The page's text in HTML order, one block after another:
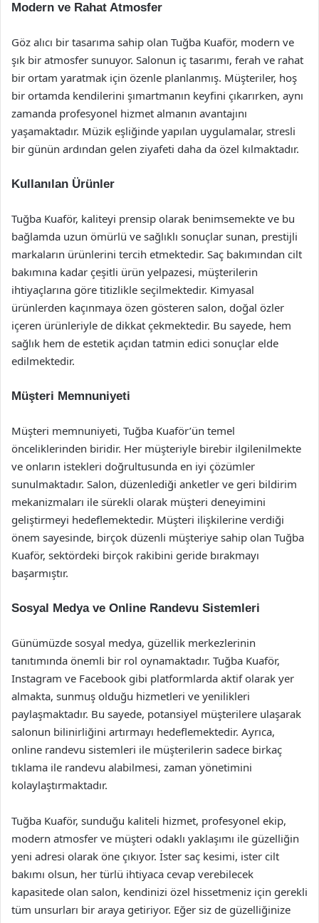
Modern ve Rahat Atmosfer
Göz alıcı bir tasarıma sahip olan Tuğba Kuaför, modern ve
şık bir atmosfer sunuyor. Salonun iç tasarımı, ferah ve rahat
bir ortam yaratmak için özenle planlanmış. Müşteriler, hoş
bir ortamda kendilerini şımartmanın keyfini çıkarırken, aynı
zamanda profesyonel hizmet almanın avantajını
yaşamaktadır. Müzik eşliğinde yapılan uygulamalar, stresli
bir günün ardından gelen ziyafeti daha da özel kılmaktadır.
Kullanılan Ürünler
Tuğba Kuaför, kaliteyi prensip olarak benimsemekte ve bu
bağlamda uzun ömürlü ve sağlıklı sonuçlar sunan, prestijli
markaların ürünlerini tercih etmektedir. Saç bakımından cilt
bakımına kadar çeşitli ürün yelpazesi, müşterilerin
ihtiyaçlarına göre titizlikle seçilmektedir. Kimyasal
ürünlerden kaçınmaya özen gösteren salon, doğal özler
içeren ürünleriyle de dikkat çekmektedir. Bu sayede, hem
sağlık hem de estetik açıdan tatmin edici sonuçlar elde
edilmektedir.
Müşteri Memnuniyeti
Müşteri memnuniyeti, Tuğba Kuaför’ün temel
önceliklerinden biridir. Her müşteriyle birebir ilgilenilmekte
ve onların istekleri doğrultusunda en iyi çözümler
sunulmaktadır. Salon, düzenlediği anketler ve geri bildirim
mekanizmaları ile sürekli olarak müşteri deneyimini
geliştirmeyi hedeflemektedir. Müşteri ilişkilerine verdiği
önem sayesinde, birçok düzenli müşteriye sahip olan Tuğba
Kuaför, sektördeki birçok rakibini geride bırakmayı
başarmıştır.
Sosyal Medya ve Online Randevu Sistemleri
Günümüzde sosyal medya, güzellik merkezlerinin
tanıtımında önemli bir rol oynamaktadır. Tuğba Kuaför,
Instagram ve Facebook gibi platformlarda aktif olarak yer
almakta, sunmuş olduğu hizmetleri ve yenilikleri
paylaşmaktadır. Bu sayede, potansiyel müşterilere ulaşarak
salonun bilinirliğini artırmayı hedeflemektedir. Ayrıca,
online randevu sistemleri ile müşterilerin sadece birkaç
tıklama ile randevu alabilmesi, zaman yönetimini
kolaylaştırmaktadır.
Tuğba Kuaför, sunduğu kaliteli hizmet, profesyonel ekip,
modern atmosfer ve müşteri odaklı yaklaşımı ile güzelliğin
yeni adresi olarak öne çıkıyor. İster saç kesimi, ister cilt
bakımı olsun, her türlü ihtiyaca cevap verebilecek
kapasitede olan salon, kendinizi özel hissetmeniz için gerekli
tüm unsurları bir araya getiriyor. Eğer siz de güzelliğinize